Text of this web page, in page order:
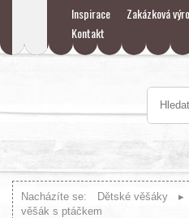
Inspirace Zakázková
Kontakt
Nacházíte se: Dětské věšáky
věšák s ptáčkem